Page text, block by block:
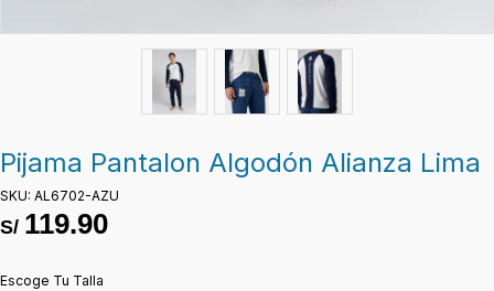
Pijama Pantalon Algodón Alianza Lima
SKU: AL6702-AZU
S/ 119.90
Escoge Tu Talla